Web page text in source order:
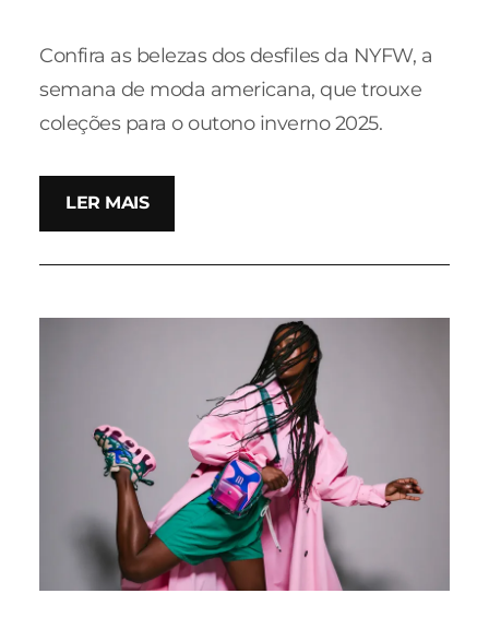
Confira as belezas dos desfiles da NYFW, a
semana de moda americana, que trouxe
coleções para o outono inverno 2025.
LER MAIS